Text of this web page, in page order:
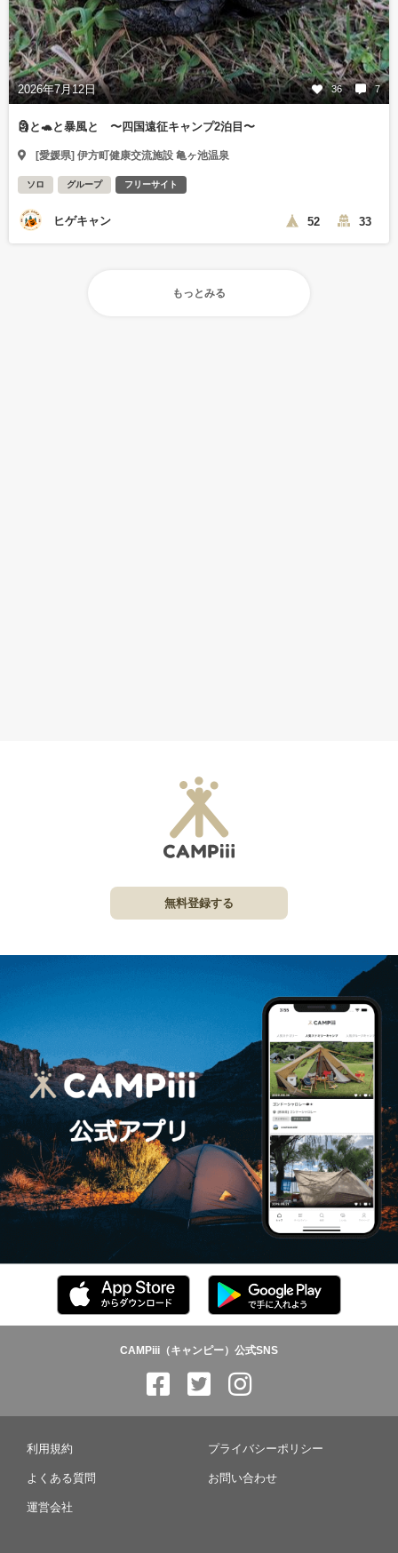
2026年7月12日 36 7
🗿と🐢と暴風と 〜四国遠征キャンプ2泊目〜
[愛媛県] 伊方町健康交流施設 亀ヶ池温泉
ソロ グループ フリーサイト
ヒゲキャン 52 33
もっとみる
無料登録する
CAMPiii（キャンピー）公式SNS
利用規約 プライバシーポリシー
よくある質問 お問い合わせ
運営会社